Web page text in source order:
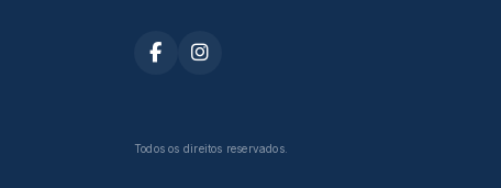
Todos os direitos reservados.